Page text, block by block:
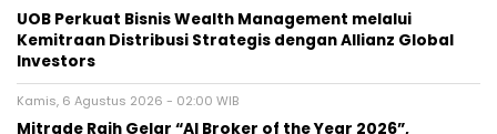
UOB Perkuat Bisnis Wealth Management melalui
Kemitraan Distribusi Strategis dengan Allianz Global
Investors
Kamis, 6 Agustus 2026 - 02:00 WIB
Mitrade Raih Gelar “AI Broker of the Year 2026”,